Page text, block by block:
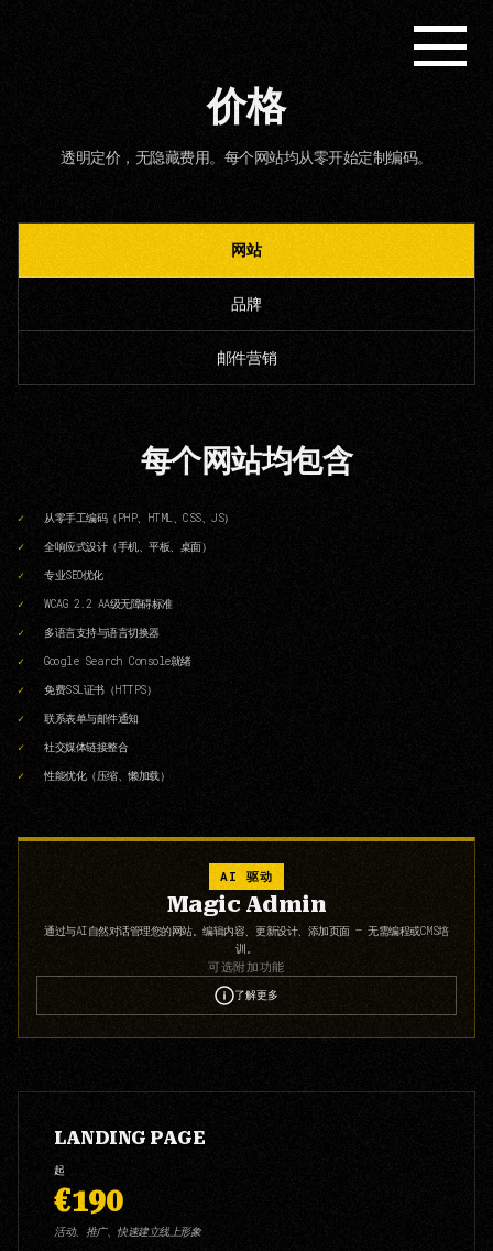
价格
透明定价，无隐藏费用。每个网站均从零开始定制编码。
网站
品牌
邮件营销
每个网站均包含
从零手工编码（PHP、HTML、CSS、JS）
全响应式设计（手机、平板、桌面）
专业SEO优化
WCAG 2.2 AA级无障碍标准
多语言支持与语言切换器
Google Search Console就绪
免费SSL证书（HTTPS）
联系表单与邮件通知
社交媒体链接整合
性能优化（压缩、懒加载）
AI 驱动
Magic Admin
通过与AI自然对话管理您的网站。编辑内容、更新设计、添加页面 — 无需编程或CMS培
训。
可选附加功能
了解更多
LANDING PAGE
起
€190
活动、推广、快速建立线上形象